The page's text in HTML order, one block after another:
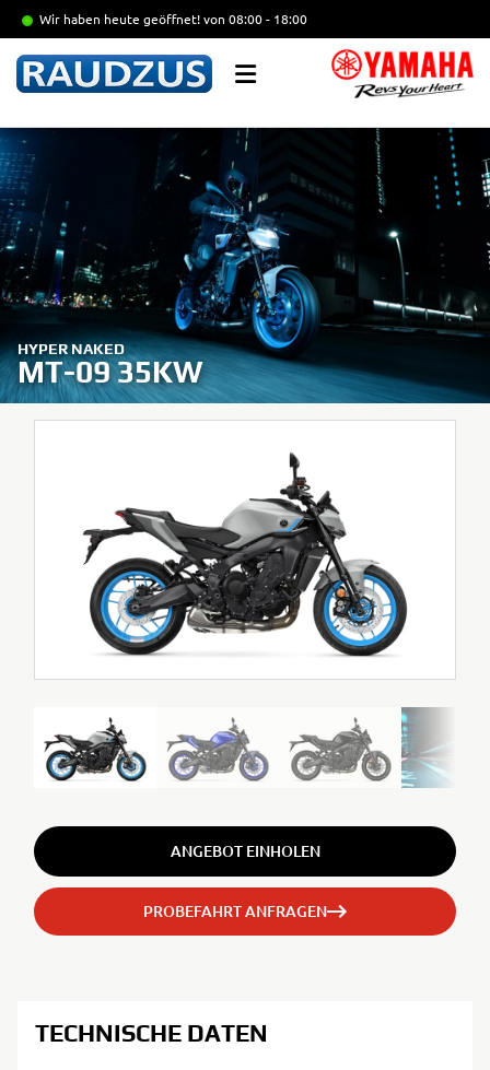
Wir haben heute geöffnet!von 08:00 - 18:00
HYPER NAKED
MT-09 35KW
ANGEBOT EINHOLEN
PROBEFAHRT ANFRAGEN
TECHNISCHE DATEN